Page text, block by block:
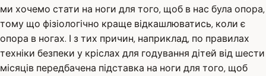
ми хочемо стати на ноги для того, щоб в нас була опора,
тому що фізіологічно краще відкашлюватись, коли є
опора в ногах. І з тих причин, наприклад, по правилах
техніки безпеки у кріслах для годування дітей від шести
місяців передбачена підставка на ноги для того, щоб